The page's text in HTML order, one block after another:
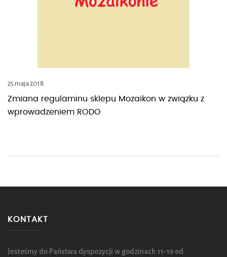
25 maja 2018
Zmiana regulaminu sklepu Mozaikon w związku z
wprowadzeniem RODO
KONTAKT
Jesteśmy do Państwa dyspozycji w godzinach 11-19 od